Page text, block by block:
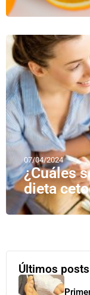
07/04/2024
¿Cuáles
dieta
Últimos posts